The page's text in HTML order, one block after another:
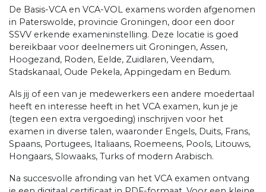
De Basis-VCA en VCA-VOL examens worden afgenomen
in Paterswolde, provincie Groningen, door een door
SSVV erkende exameninstelling. Deze locatie is goed
bereikbaar voor deelnemers uit Groningen, Assen,
Hoogezand, Roden, Eelde, Zuidlaren, Veendam,
Stadskanaal, Oude Pekela, Appingedam en Bedum.
Als jij of een van je medewerkers een andere moedertaal
heeft en interesse heeft in het VCA examen, kun je je
(tegen een extra vergoeding) inschrijven voor het
examen in diverse talen, waaronder Engels, Duits, Frans,
Spaans, Portugees, Italiaans, Roemeens, Pools, Litouws,
Hongaars, Slowaaks, Turks of modern Arabisch.
Na succesvolle afronding van het VCA examen ontvang